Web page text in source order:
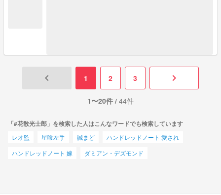
keyboard_arrow_left 1 2 3 keyboard_arrow_right
1〜20件 / 44件
「#花散光士郎」を検索した人はこんなワードでも検索しています
レオ監 星喰左手 誠まど
ハンドレッドノート 愛され
ハンドレッドノート 嫁
ダミアン・デズモンド